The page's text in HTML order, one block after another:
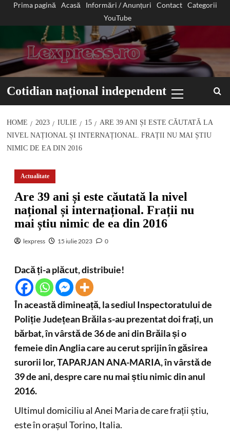
Prima pagină Acasă Informări / Anunțuri Contact
Categorii
YouTube
Cotidian național independent
Menu
HOME 2023 IULIE 15
ARE 39 ANI ȘI ESTE CĂUTATĂ LA
NIVEL NAȚIONAL ȘI INTERNAȚIONAL. FRAȚII NU MAI ȘTIU
NIMIC DE EA DIN 2016
Actualitate
Are 39 ani și este căutată la nivel
național și internațional. Frații nu
mai știu nimic de ea din 2016
lexpress 15 iulie 2023 0
Dacă ți-a plăcut, distribuie!
În această dimineață, la sediul Inspectoratului de
Poliție Județean Brăila s-au prezentat doi frați, un
bărbat, în vârstă de 36 de ani din Brăila și o
femeie din Anglia care au cerut sprijin în găsirea
surorii lor, TAPARJAN ANA-MARIA, în vârstă de
39 de ani, despre care nu mai știu nimic din anul
2016.
Ultimul domiciliu al Anei Maria de care frații știu,
este în orașul Torino, Italia.